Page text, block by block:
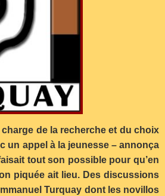
de la recherche et du choix
un appel à la jeunesse – annonça
tout son possible pour qu’en
piquée ait lieu. Des discussions
Turquay dont les novillos